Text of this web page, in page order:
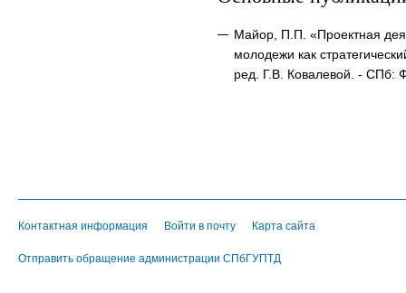
Майор, П.П. «Проектная
молодежи как
ред. Г.В. Ковалевой. -
Контактная информация Войти в почту Карта сайта
Отправить обращение администрации СПбГУПТД